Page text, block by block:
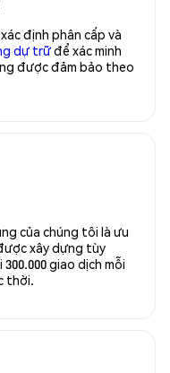
định phân cấp và
dự trữđể xác minh
được đảm bảo theo
của chúng tôi là ưu
xây dựng tùy
giao dịch mỗi
thời.